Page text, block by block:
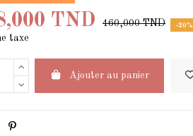
TND 460,000 TND -20%
taxe
Ajouter au panier